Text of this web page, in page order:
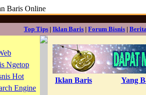
Baris Online
Top Tips | Iklan Baris | Forum Bisnis |
Ngetop
Hot
Engine
Iklan Baris Yang